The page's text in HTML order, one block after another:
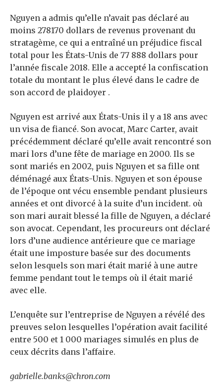
Nguyen a admis qu’elle n’avait pas déclaré au
moins 278170 dollars de revenus provenant du
stratagème, ce qui a entraîné un préjudice fiscal
total pour les États-Unis de 77 888 dollars pour
l’année fiscale 2018. Elle a accepté la confiscation
totale du montant le plus élevé dans le cadre de
son accord de plaidoyer .
Nguyen est arrivé aux États-Unis il y a 18 ans avec
un visa de fiancé. Son avocat, Marc Carter, avait
précédemment déclaré qu’elle avait rencontré son
mari lors d’une fête de mariage en 2000. Ils se
sont mariés en 2002, puis Nguyen et sa fille ont
déménagé aux États-Unis. Nguyen et son épouse
de l’époque ont vécu ensemble pendant plusieurs
années et ont divorcé à la suite d’un incident. où
son mari aurait blessé la fille de Nguyen, a déclaré
son avocat. Cependant, les procureurs ont déclaré
lors d’une audience antérieure que ce mariage
était une imposture basée sur des documents
selon lesquels son mari était marié à une autre
femme pendant tout le temps où il était marié
avec elle.
L’enquête sur l’entreprise de Nguyen a révélé des
preuves selon lesquelles l’opération avait facilité
entre 500 et 1 000 mariages simulés en plus de
ceux décrits dans l’affaire.
gabrielle.banks@chron.com